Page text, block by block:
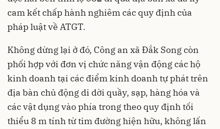
cam kết chấp hành nghiêm các quy định của
pháp luật về ATGT.
Không dừng lại ở đó, Công an xã Đắk Song còn
phối hợp với đơn vị chức năng vận động các hộ
kinh doanh tại các điểm kinh doanh tự phát trên
địa bàn chủ động di dời quầy, sạp, hàng hóa và
các vật dụng vào phía trong theo quy định tối
thiểu 8 m tính từ tim đường hiện hữu, không lấn